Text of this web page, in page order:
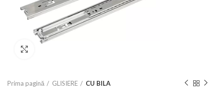
Prima pagină GLISIERE CU BILA